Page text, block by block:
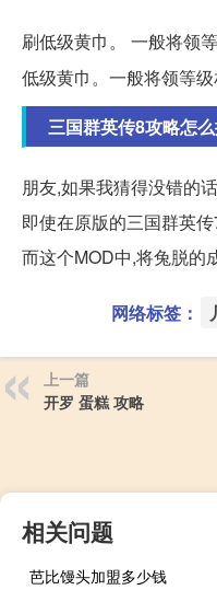
刷低级黄巾。 一般将领
低级黄巾。一般将领等级
三国群英传8攻略怎
朋友,如果我猜得没错的
即使在原版的三国群英
而这个MOD中,将兔脱的
网络标签：
上一篇
开罗 蛋糕 攻略
相关问题
芭比馒头加盟多少钱